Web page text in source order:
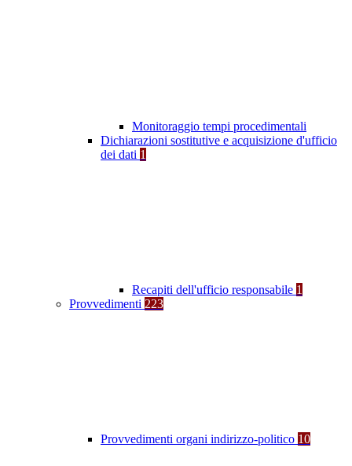
Monitoraggio tempi procedimentali
Dichiarazioni sostitutive e acquisizione d'ufficio
dei dati 1
Recapiti dell'ufficio responsabile 1
Provvedimenti 223
Provvedimenti organi indirizzo-politico 10